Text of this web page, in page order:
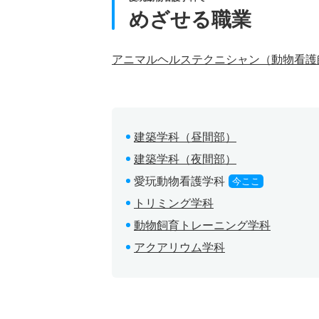
めざせる職業
アニマルヘルステクニシャン（動物看
建築学科（昼間部）
建築学科（夜間部）
愛玩動物看護学科
今ここ
トリミング学科
動物飼育トレーニング学科
アクアリウム学科